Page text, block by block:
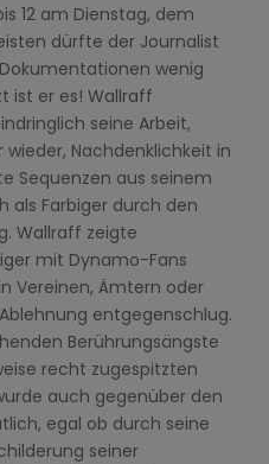
12 am Dienstag, dem
dürfte der Journalist
wenig
ist er es! Wallraff
seine Arbeit,
Nachdenklichkeit in
Sequenzen aus seinem
als Farbiger durch den
Wallraff zeigte
mit Dynamo-Fans
Vereinen, Ämtern oder
entgegenschlug.
Berührungsängste
recht zugespitzten
auch gegenüber den
egal ob durch seine
seiner